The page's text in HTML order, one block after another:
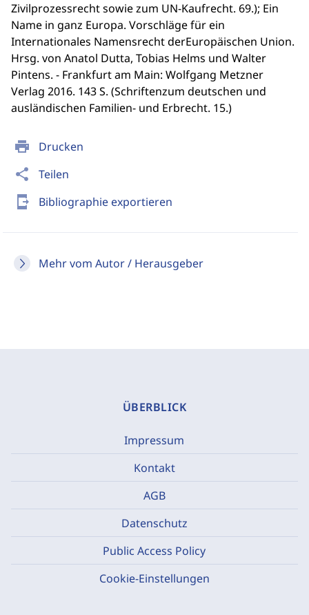
print Drucken
share Teilen
send_to_mobile Bibliographie exportieren
Mehr vom Autor / Herausgeber
Zivilprozessrecht sowie zum UN-Kaufrecht. 69.); Ein
Name in ganz Europa. Vorschläge für ein
Internationales Namensrecht derEuropäischen Union.
Hrsg. von Anatol Dutta, Tobias Helms und Walter
Pintens. - Frankfurt am Main: Wolfgang Metzner
Verlag 2016. 143 S. (Schriftenzum deutschen und
ausländischen Familien- und Erbrecht. 15.)
ÜBERBLICK
Impressum
Kontakt
AGB
Datenschutz
Public Access Policy
Cookie-Einstellungen